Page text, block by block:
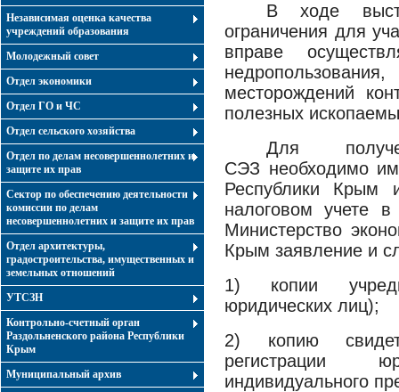
Независимая оценка качества
учреждений образования
Молодежный совет
Отдел экономики
Отдел ГО и ЧС
Отдел сельского хозяйства
Отдел по делам несовершеннолетних и
защите их прав
Сектор по обеспечению деятельности
комиссии по делам
несовершеннолетних и защите их прав
Отдел архитектуры,
градостроительства, имущественных и
земельных отношений
УТСЗН
Контрольно-счетный орган
Раздольненского района Республики
Крым
Муниципальный архив
В ходе
ограничения для
вправе
месторождений
полезных
Для
СЭЗ необходимо
Республики Крым
налоговом учете
Министерство
Крым заявление и
1) копии
юридических лиц);
2) копию
регистрации
индивидуального